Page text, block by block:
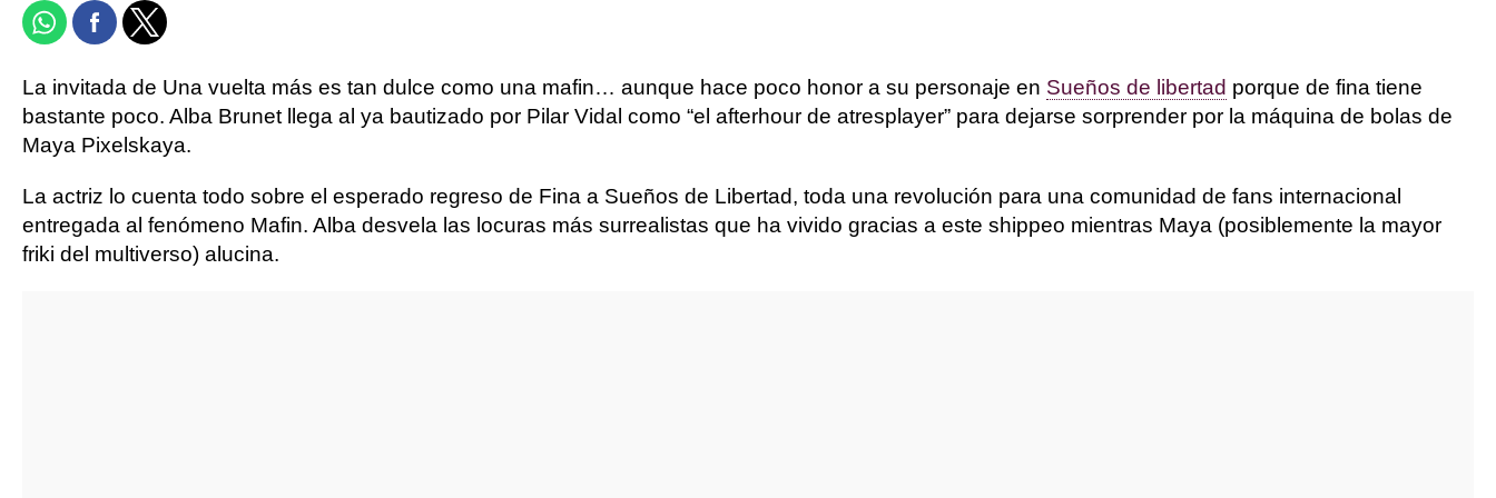
La invitada de Una vuelta más es tan dulce como una mafin… aunque hace poco honor a su personaje en Sueños de libertad porque de fina tiene
bastante poco. Alba Brunet llega al ya bautizado por Pilar Vidal como “el afterhour de atresplayer” para dejarse sorprender por la máquina de bolas de
Maya Pixelskaya.
La actriz lo cuenta todo sobre el esperado regreso de Fina a Sueños de Libertad, toda una revolución para una comunidad de fans internacional
entregada al fenómeno Mafin. Alba desvela las locuras más surrealistas que ha vivido gracias a este shippeo mientras Maya (posiblemente la mayor
friki del multiverso) alucina.